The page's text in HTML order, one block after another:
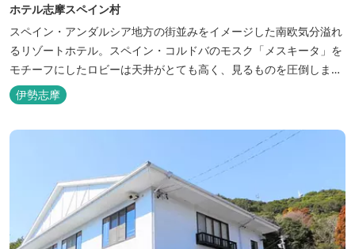
ホテル志摩スペイン村
スペイン・アンダルシア地方の街並みをイメージした南欧気分溢れ
るリゾートホテル。スペイン・コルドバのモスク「メスキータ」を
モチーフにしたロビーは天井がとても高く、見るものを圧倒しま
す。客室棟にある中庭もコルドバ、セビリア、グラナダの街を再現
しており、ホテル内を散策するだけでも異国感を満喫できます。 ス
ペインの雰囲気が溢れた客室やパークの夢の続きが見られるキャラ
伊勢志摩